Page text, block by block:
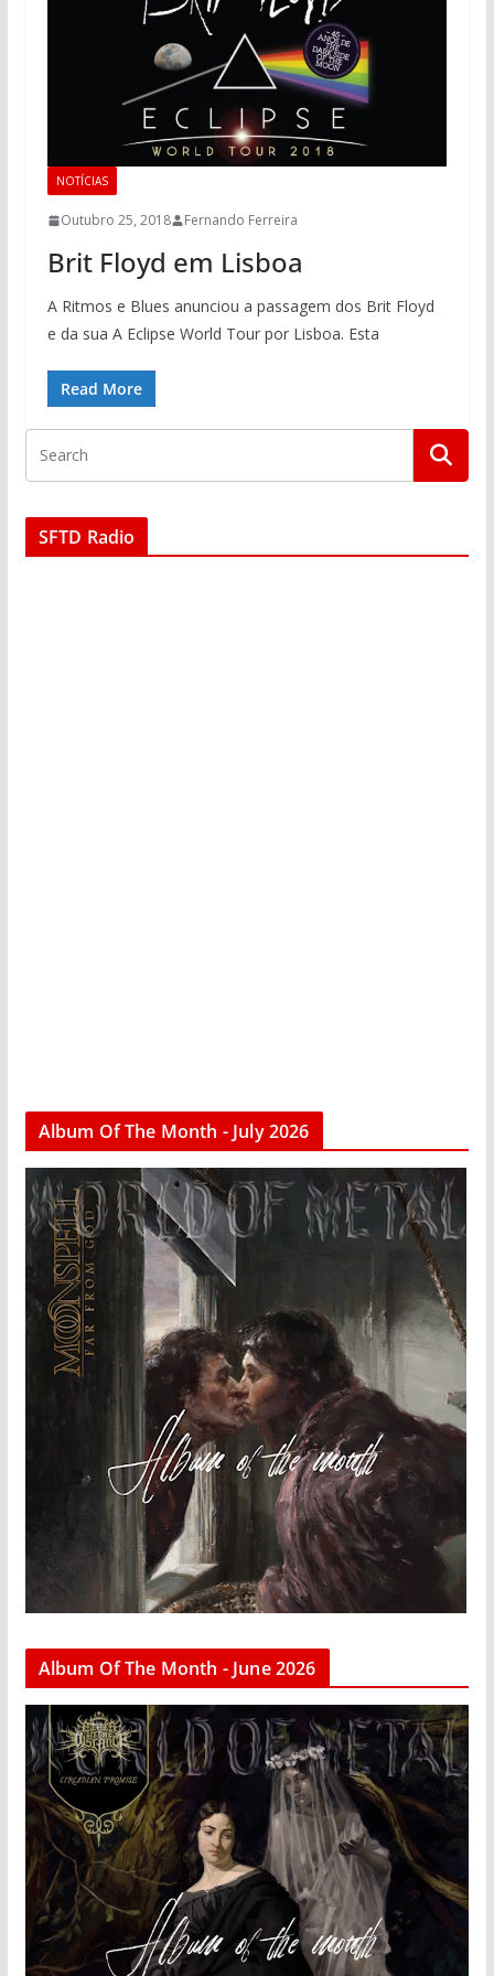
NOTÍCIAS
Outubro 25, 2018 Fernando Ferreira
Brit Floyd em Lisboa
A Ritmos e Blues anunciou a passagem dos Brit Floyd
e da sua A Eclipse World Tour por Lisboa. Esta
Read More
SFTD Radio
Album Of The Month - July 2026
Album Of The Month - June 2026